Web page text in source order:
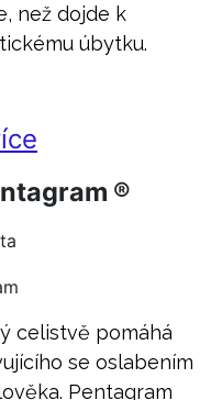
než dojde k
úbytku.
®
celistvě pomáhá
se oslabením
Pentagram